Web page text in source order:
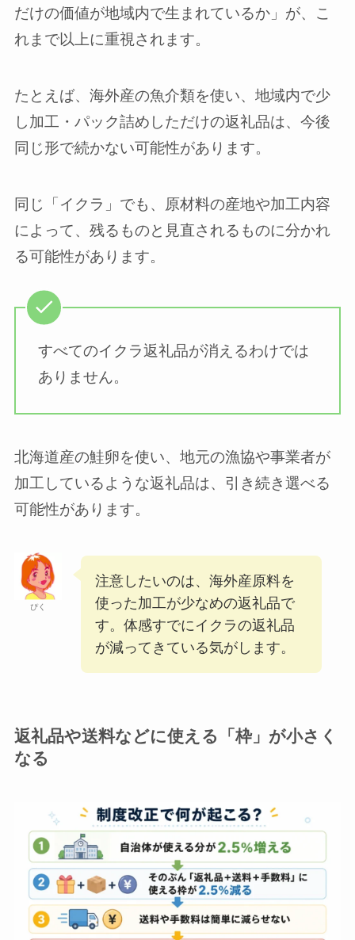
だけの価値が地域内で生まれているか」が、こ
れまで以上に重視されます。
たとえば、海外産の魚介類を使い、地域内で少
し加工・パック詰めしただけの返礼品は、今後
同じ形で続かない可能性があります。
同じ「イクラ」でも、原材料の産地や加工内容
によって、残るものと見直されるものに分かれ
る可能性があります。
すべてのイクラ返礼品が消えるわけでは
ありません。
北海道産の鮭卵を使い、地元の漁協や事業者が
加工しているような返礼品は、引き続き選べる
可能性があります。
ぴく
注意したいのは、海外産原料を
使った加工が少なめの返礼品で
す。体感すでにイクラの返礼品
が減ってきている気がします。
返礼品や送料などに使える「枠」が小さく
なる